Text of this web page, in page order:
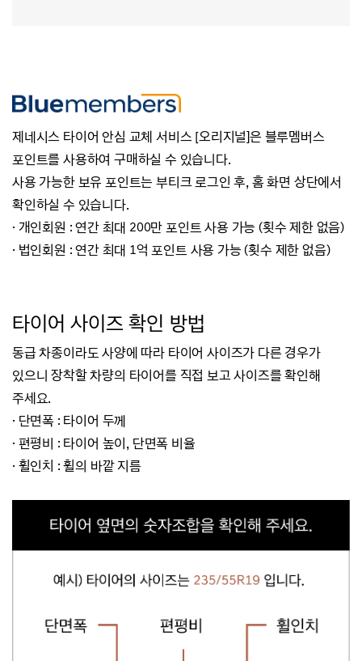
제네시스 타이어 안심 교체 서비스 [오리지널]은 블루멤버스
포인트를 사용하여 구매하실 수 있습니다.
사용 가능한 보유 포인트는 부티크 로그인 후, 홈 화면 상단에서
확인하실 수 있습니다.
· 개인회원 : 연간 최대 200만 포인트 사용 가능 (횟수 제한 없음)
· 법인회원 : 연간 최대 1억 포인트 사용 가능 (횟수 제한 없음)
타이어 사이즈 확인 방법
동급 차종이라도 사양에 따라 타이어 사이즈가 다른 경우가
있으니 장착할 차량의 타이어를 직접 보고 사이즈를 확인해
주세요.
· 단면폭 : 타이어 두께
· 편평비 : 타이어 높이, 단면폭 비율
· 휠인치 : 휠의 바깥 지름